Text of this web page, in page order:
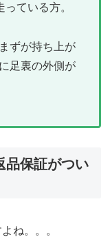
ている方。
ずが持ち上が
足裏の外側が
品保証がつい
ね。。。